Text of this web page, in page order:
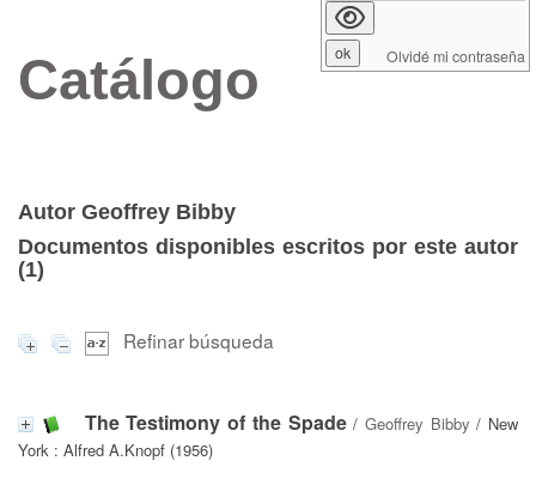
Catálogo
Autor Geoffrey Bibby
Documentos disponibles escritos por este autor
(1)
Refinar búsqueda
The Testimony of the Spade/ Geoffrey Bibby / New
York : Alfred A.Knopf (1956)
Olvidé mi contraseña